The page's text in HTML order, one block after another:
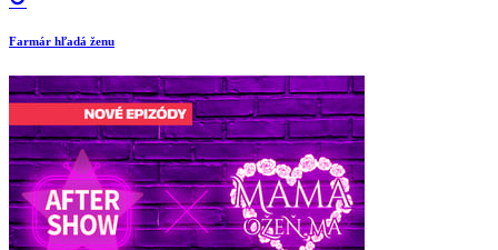
Farmár hľadá ženu